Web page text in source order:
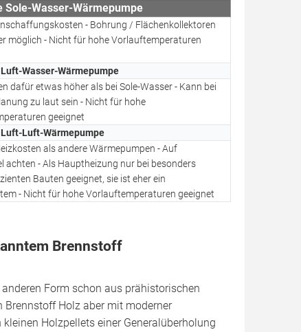
Sole-Wasser-Wärmepumpe
- Bohrung / Flächenkollektoren
möglich - Nicht für hohe Vorlauftemperaturen
Wasser-Wärmepumpe
dafür etwas höher als bei Sole-Wasser - Kann bei
zu laut sein - Nicht für hohe
geeignet
Luft-Wärmepumpe
als andere Wärmepumpen - Auf
achten - Als Hauptheizung nur bei besonders
Bauten geeignet, sie ist eher ein
- Nicht für hohe Vorlauftemperaturen geeignet
Brennstoff
Form schon aus prähistorischen
Holz aber mit moderner
Holzpellets einer Generalüberholung